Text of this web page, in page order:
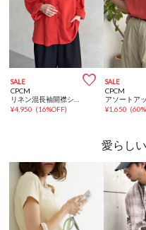
SALE 
CPCM
¥4,950 (16%OFF)
SALE
CPCM
アソートア
¥1,650 (
愛らし